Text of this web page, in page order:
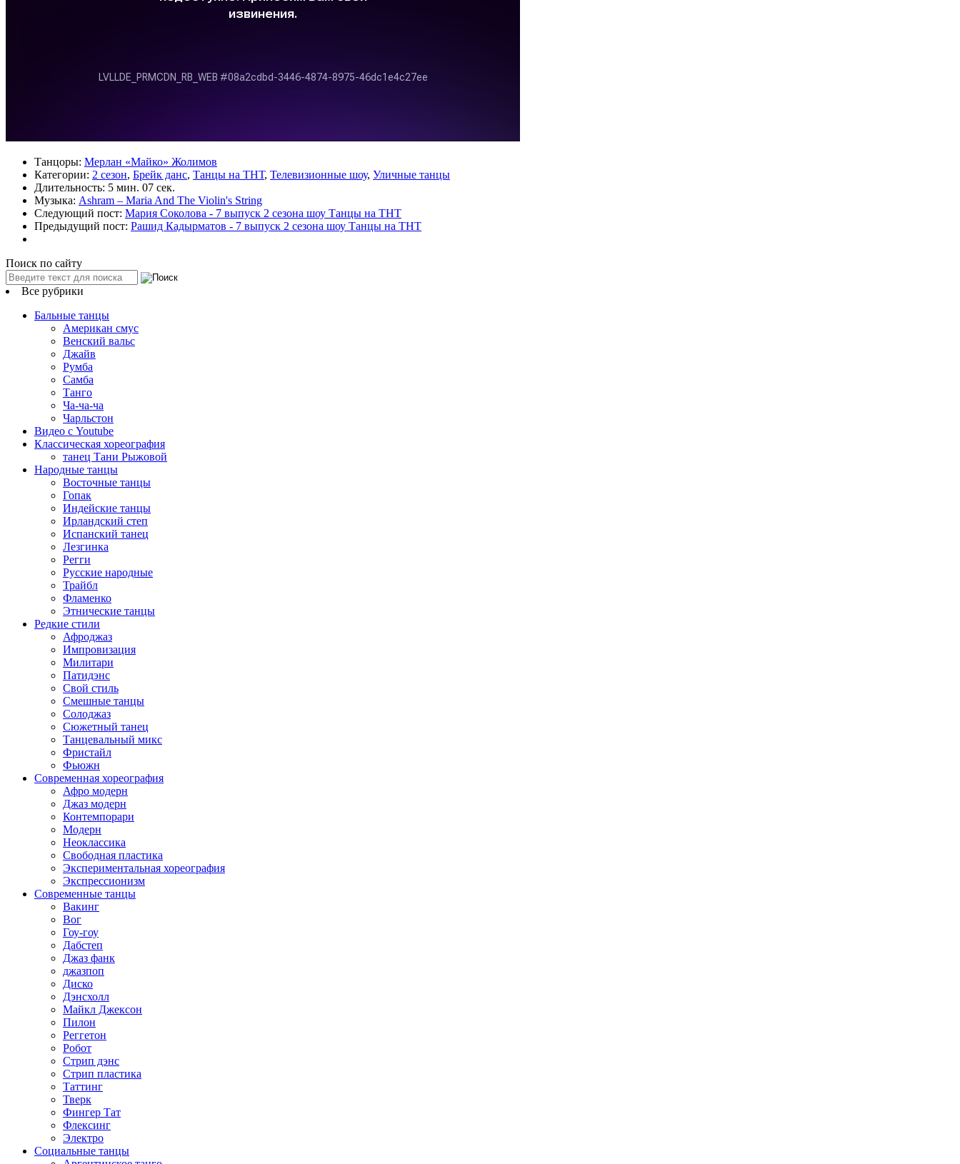
Танцоры: Мерлан «Майко» Жолимов
Категории: 2 сезон, Брейк данс, Танцы на ТНТ, Телевизионные шоу, Уличные танцы
Длительность: 5 мин. 07 сек.
Музыка: Ashram – Maria And The Violin's String
Следующий пост: Мария Соколова - 7 выпуск 2 сезона шоу Танцы на ТНТ
Предыдущий пост: Рашид Кадырматов - 7 выпуск 2 сезона шоу Танцы на ТНТ
Поиск по сайту
Все рубрики
Бальные танцы
Американ смус
Венский вальс
Джайв
Румба
Самба
Танго
Ча-ча-ча
Чарльстон
Видео с Youtube
Классическая хореография
танец Тани Рыжовой
Народные танцы
Восточные танцы
Гопак
Индейские танцы
Ирландский степ
Испанский танец
Лезгинка
Регги
Русские народные
Трайбл
Фламенко
Этнические танцы
Редкие стили
Афроджаз
Импровизация
Милитари
Патидэнс
Свой стиль
Смешные танцы
Солоджаз
Сюжетный танец
Танцевальный микс
Фристайл
Фьюжн
Современная хореография
Афро модерн
Джаз модерн
Контемпорари
Модерн
Неоклассика
Свободная пластика
Экспериментальная хореография
Экспрессионизм
Современные танцы
Вакинг
Вог
Гоу-гоу
Дабстеп
Джаз фанк
джазпоп
Диско
Дэнсхолл
Майкл Джексон
Пилон
Реггетон
Робот
Стрип дэнс
Стрип пластика
Таттинг
Тверк
Фингер Тат
Флексинг
Электро
Социальные танцы